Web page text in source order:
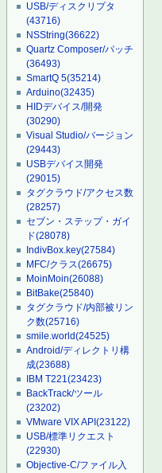
USB/ディスクリプタ
(43716)
NSString(36622)
Quartz Composer/パッチ
(36493)
SmartQ 5(35214)
Arduino(32435)
HIDデバイス/開発
(30290)
Visual Studio/バージョン
(29443)
USBデバイス開発
(29015)
タグクラウド/アクセス数
(28257)
セブン・ステップ・ガイ
ド(28078)
IndivBox.key(27584)
MFC/クラス(26675)
MoinMoin(26088)
BitBake(25840)
タグクラウド/内部被リン
ク数(25716)
smile.world(24525)
Android/ディレクトリ構
成(23688)
IBM T221(23423)
BackTrack/ツール
(23202)
VMware VIX API(23122)
USB/標準リクエスト
(22930)
Objective-C/ファイル入